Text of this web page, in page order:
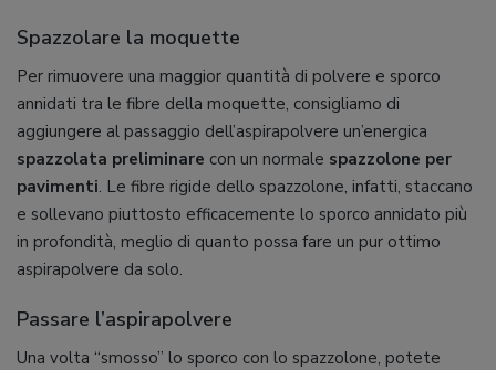
Spazzolare la moquette
Per rimuovere una maggior quantità di polvere e sporco
annidati tra le fibre della moquette, consigliamo di
aggiungere al passaggio dell’aspirapolvere un’energica
spazzolata preliminare con un normale spazzolone per
pavimenti. Le fibre rigide dello spazzolone, infatti, staccano
e sollevano piuttosto efficacemente lo sporco annidato più
in profondità, meglio di quanto possa fare un pur ottimo
aspirapolvere da solo.
Passare l’aspirapolvere
Una volta “smosso” lo sporco con lo spazzolone, potete